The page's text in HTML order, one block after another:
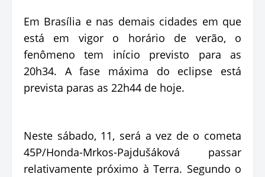
Em Brasília e nas demais cidades em que
está em vigor o horário de verão, o
fenômeno tem início previsto para as
20h34. A fase máxima do eclipse está
prevista paras as 22h44 de hoje.
Neste sábado, 11, será a vez de o cometa
45P/Honda-Mrkos-Pajdušáková passar
relativamente próximo à Terra. Segundo o